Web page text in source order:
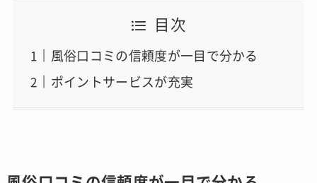
目次
風俗口コミの信頼度が一目で分かる
ポイントサービスが充実